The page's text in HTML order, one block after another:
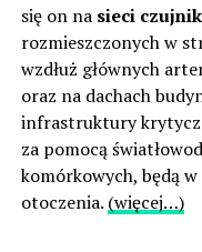
się on na sieci
rozmieszczonych w
wzdłuż głównych
oraz na dachach
infrastruktury
za pomocą
komórkowych, będą
otoczenia. (więcej…)